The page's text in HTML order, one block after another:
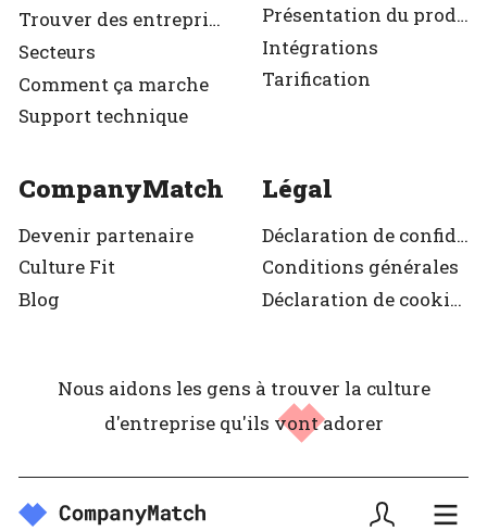
Trouver des entreprises
Secteurs
Comment ça marche
Support technique
Présentation du produit
Intégrations
Tarification
CompanyMatch
Devenir partenaire
Culture Fit
Blog
Légal
Déclaration de confidentialité
Conditions générales
Déclaration de cookies
Nous aidons les gens à trouver la culture
d'entreprise qu'ils vont adorer